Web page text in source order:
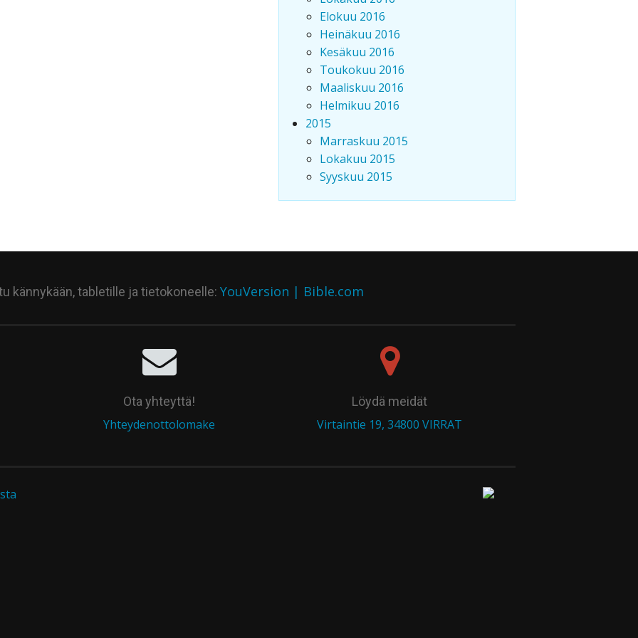
Elokuu 2016
Heinäkuu 2016
Kesäkuu 2016
Toukokuu 2016
Maaliskuu 2016
Helmikuu 2016
2015
Marraskuu 2015
Lokakuu 2015
Syyskuu 2015
kännykään, tabletille ja tietokoneelle: YouVersion | Bible.com
Ota yhteyttä!
Yhteydenottolomake
Löydä meidät
Virtaintie 19, 34800 VIRRAT